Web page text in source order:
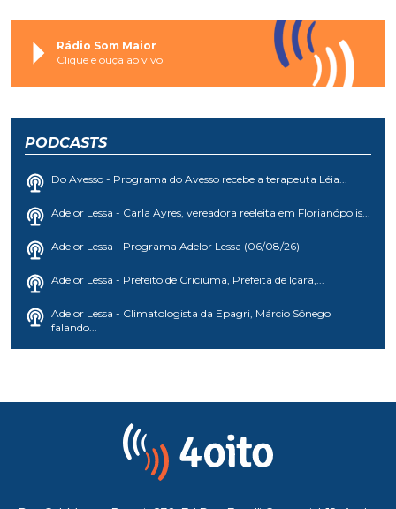
Rádio Som Maior
Clique e ouça ao vivo
PODCASTS
Do Avesso - Programa do Avesso recebe a terapeuta Léia...
Adelor Lessa - Carla Ayres, vereadora reeleita em Florianópolis...
Adelor Lessa - Programa Adelor Lessa (06/08/26)
Adelor Lessa - Prefeito de Criciúma, Prefeita de Içara,...
Adelor Lessa - Climatologista da Epagri, Márcio Sônego
falando...